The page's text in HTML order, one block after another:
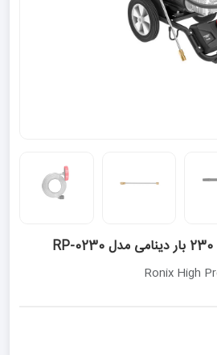
Ronix High